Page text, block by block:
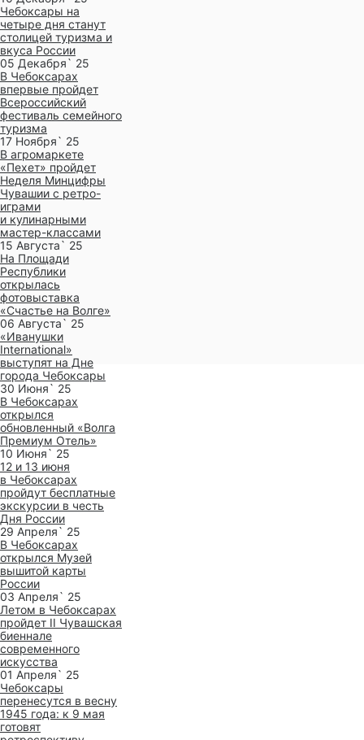
Чебоксары на
четыре дня станут
столицей туризма и
вкуса России
05 Декабря` 25
В Чебоксарах
впервые пройдет
Всероссийский
фестиваль семейного
туризма
17 Ноября` 25
В агромаркете
«Пехет» пройдет
Неделя Минцифры
Чувашии с ретро-
играми
и кулинарными
мастер-классами
15 Августа` 25
На Площади
Республики
открылась
фотовыставка
«Счастье на Волге»
06 Августа` 25
«Иванушки
International»
выступят на Дне
города Чебоксары
30 Июня` 25
В Чебоксарах
открылся
обновленный «Волга
Премиум Отель»
10 Июня` 25
12 и 13 июня
в Чебоксарах
пройдут бесплатные
экскурсии в честь
Дня России
29 Апреля` 25
В Чебоксарах
открылся Музей
вышитой карты
России
03 Апреля` 25
Летом в Чебоксарах
пройдет II Чувашская
биеннале
современного
искусства
01 Апреля` 25
Чебоксары
перенесутся в весну
1945 года: к 9 мая
готовят